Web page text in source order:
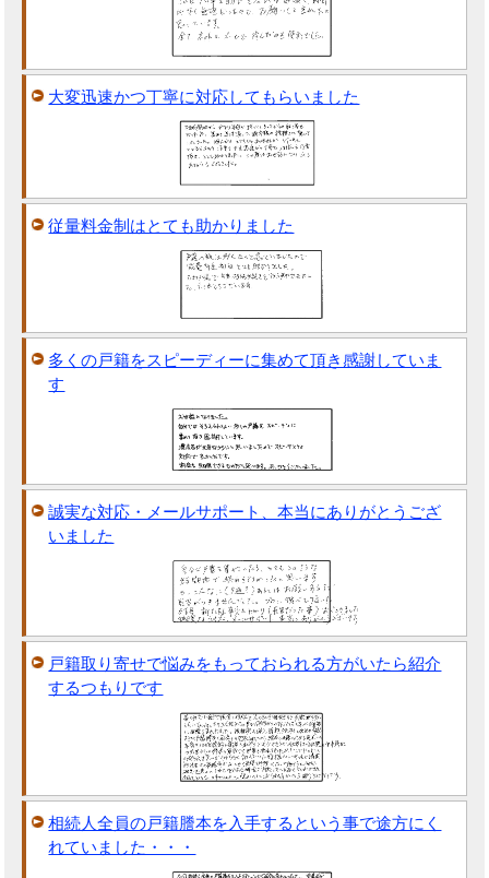
大変迅速かつ丁寧に対応してもらいました
従量料金制はとても助かりました
多くの戸籍をスピーディーに集めて頂き感謝していま
す
誠実な対応・メールサポート、本当にありがとうござ
いました
戸籍取り寄せで悩みをもっておられる方がいたら紹介
するつもりです
相続人全員の戸籍謄本を入手するという事で途方にく
れていました・・・